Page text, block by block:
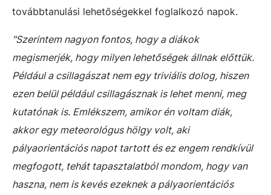
továbbtanulási lehetőségekkel foglalkozó napok.
"Szerintem nagyon fontos, hogy a diákok
megismerjék, hogy milyen lehetőségek állnak előttük.
Például a csillagászat nem egy triviális dolog, hiszen
ezen belül például csillagásznak is lehet menni, meg
kutatónak is. Emlékszem, amikor én voltam diák,
akkor egy meteorológus hölgy volt, aki
pályaorientációs napot tartott és ez engem rendkívül
megfogott, tehát tapasztalatból mondom, hogy van
haszna, nem is kevés ezeknek a pályaorientációs